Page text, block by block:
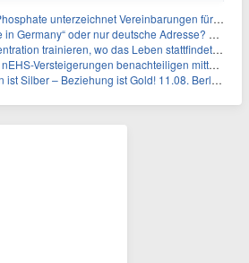
Vereinbarungen für nicht zu refundierende Zuwendungen in Höhe von 4,84 Mio. $ von der kanadischen Regierung für Straßeninfrastruktur und Stromübertragungsleitungen
oder nur deutsche Adresse? So erkennen Sie, wo Ihre Leiterplatten wirklich gefertigt werden
trainieren, wo das Leben stattfindet: Mobile EEG-Technologie bringt Neurofeedback in den Alltag
Versteigerungen benachteiligen mittelständische Unternehmen
Silber – Beziehung ist Gold! 11.08. Berlin – 18:30 Uhr